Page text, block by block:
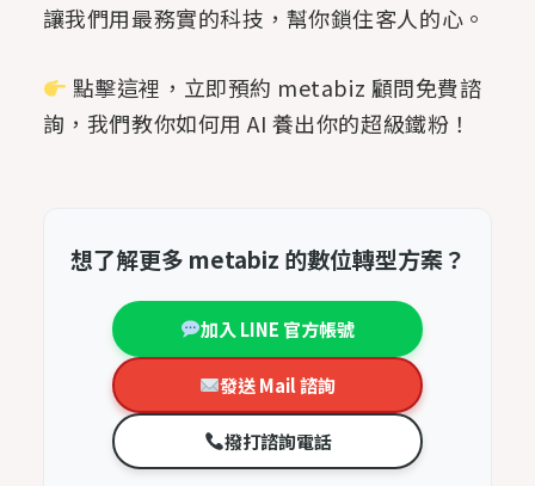
讓我們用最務實的科技，幫你鎖住客人的心。
點擊這裡，立即預約 metabiz 顧問免費諮
詢，我們教你如何用 AI 養出你的超級鐵粉！
想了解更多 metabiz 的數位轉型方案？
加入 LINE 官方帳號
發送 Mail 諮詢
撥打諮詢電話